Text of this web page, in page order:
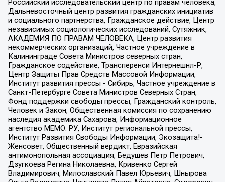
Российский исследовательский центр по правам человека,
Дальневосточный центр развития гражданских инициатив
и социального партнерства, Гражданское действие, Центр
независимых социологических исследований, Сутяжник,
АКАДЕМИЯ ПО ПРАВАМ ЧЕЛОВЕКА, Центр развития
некоммерческих организаций, Частное учреждение в
Калининграде Совета Министров северных стран,
Гражданское содействие, Трансперенси Интернешнл-Р,
Центр Защиты Прав Средств Массовой Информации,
Институт развития прессы - Сибирь, Частное учреждение в
Санкт-Петербурге Совета Министров Северных Стран,
Фонд поддержки свободы прессы, Гражданский контроль,
Человек и Закон, Общественная комиссия по сохранению
наследия академика Сахарова, Информационное
агентство МЕМО. РУ, Институт региональной прессы,
Институт Развития Свободы Информации, Экозащита!-
Женсовет, Общественный вердикт, Евразийская
антимонопольная ассоциация, Бедушев Петр Петрович,
Дзугкоева Регина Николаевна, Кривенко Сергей
Владимирович, Милославский Павел Юрьевич, Шнырова